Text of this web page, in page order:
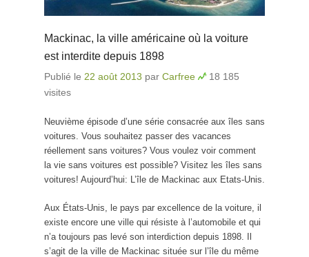
Mackinac, la ville américaine où la voiture
est interdite depuis 1898
Publié le 22 août 2013 par Carfree
18 185
visites
Neuvième épisode d’une série consacrée aux îles sans
voitures. Vous souhaitez passer des vacances
réellement sans voitures? Vous voulez voir comment
la vie sans voitures est possible? Visitez les îles sans
voitures! Aujourd’hui: L’île de Mackinac aux Etats-Unis.
Aux États-Unis, le pays par excellence de la voiture, il
existe encore une ville qui résiste à l’automobile et qui
n’a toujours pas levé son interdiction depuis 1898. Il
s’agit de la ville de Mackinac située sur l’île du même